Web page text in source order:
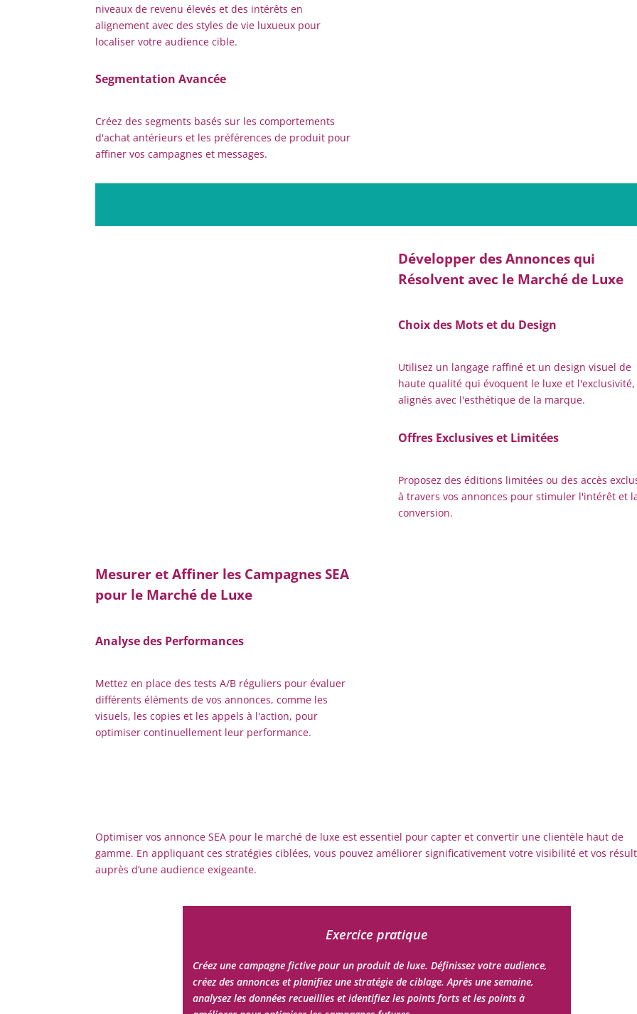
niveaux de revenu élevés et des intérêts en
alignement avec des styles de vie luxueux pour
localiser votre audience cible.
Segmentation Avancée
Créez des segments basés sur les comportements
d'achat antérieurs et les préférences de produit pour
affiner vos campagnes et messages.
Développer des Annonces qui
Résolvent avec le Marché de Luxe
Choix des Mots et du Design
Utilisez un langage raffiné et un design visuel de
haute qualité qui évoquent le luxe et l'exclusivité,
alignés avec l'esthétique de la marque.
Offres Exclusives et Limitées
Proposez des éditions limitées ou des accès
à travers vos annonces pour stimuler l'intérêt et
conversion.
Mesurer et Affiner les Campagnes SEA
pour le Marché de Luxe
Analyse des Performances
Mettez en place des tests A/B réguliers pour évaluer
différents éléments de vos annonces, comme les
visuels, les copies et les appels à l'action, pour
optimiser continuellement leur performance.
Optimiser vos annonce SEA pour le marché de luxe est essentiel pour capter et convertir une clientèle haut de
gamme. En appliquant ces stratégies ciblées, vous pouvez améliorer significativement votre visibilité et vos
auprès d’une audience exigeante.
Exercice pratique
Créez une campagne fictive pour un produit de luxe. Définissez votre audience,
créez des annonces et planifiez une stratégie de ciblage. Après une semaine,
analysez les données recueillies et identifiez les points forts et les points à